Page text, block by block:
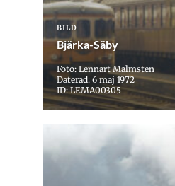
BILD
Bjärka-Säby
Foto: Lennart Malmsten
Daterad: 6 maj 1972
ID: LEMA00305